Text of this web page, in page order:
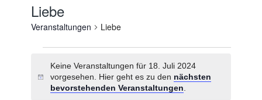
Liebe
Veranstaltungen Liebe
18.
Juli
2024
Hinweis
Keine Veranstaltungen für 18. Juli 2024
vorgesehen. Hier geht es zu den nächsten
bevorstehenden Veranstaltungen